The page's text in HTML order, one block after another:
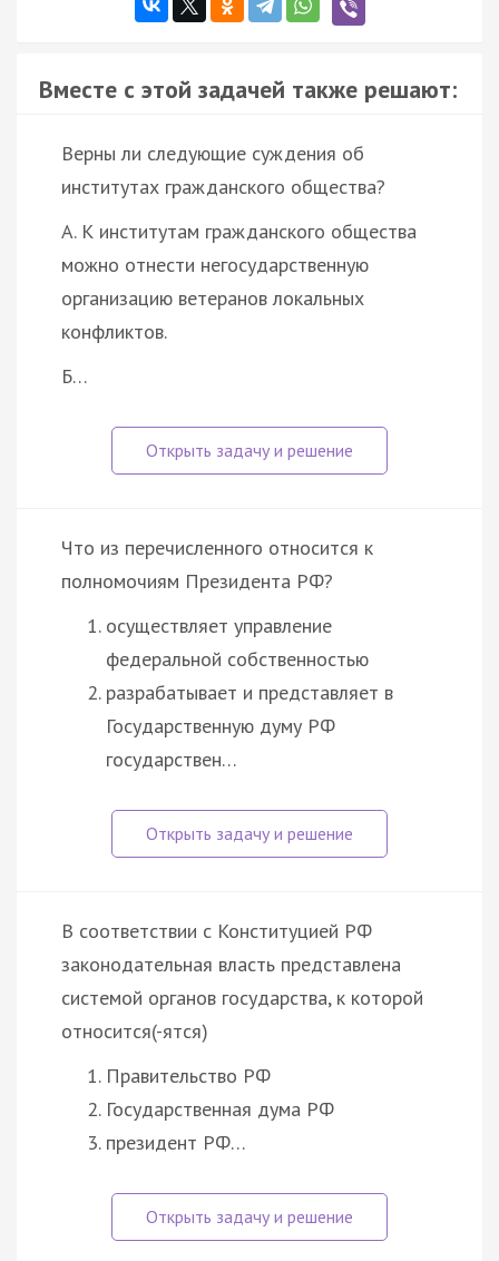
Вместе с этой задачей также решают:
Верны ли следующие суждения об
институтах гражданского общества?
А. К институтам гражданского общества
можно отнести негосударственную
организацию ветеранов локальных
конфликтов.
Б…
Что из перечисленного относится к
полномочиям Президента РФ?
осуществляет управление
федеральной собственностью
разрабатывает и представляет в
Государственную думу РФ
государствен…
В соответствии с Конституцией РФ
законодательная власть представлена
системой органов государства, к которой
относится(-ятся)
Правительство РФ
Государственная дума РФ
президент РФ…